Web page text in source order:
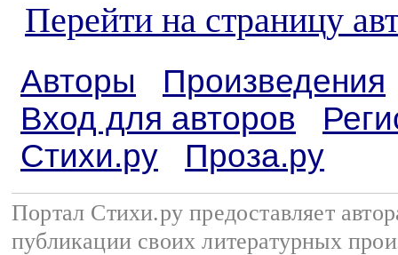
Перейти на страницу
Авторы
Произведения
Вход для авторов
Стихи.ру
Проза.ру
Портал Стихи.ру предоставляет
публикации своих литературных